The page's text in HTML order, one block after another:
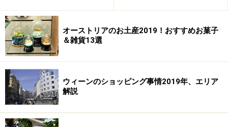
とんどです。詳しくはドレスコードの記事で別途紹介し
ますが、男性は燕尾服やタキシード、女性はボールガウ
ンと呼ばれる舞踏会用ドレスやロング・イブニングドレ
スなどを着用して参加します。
こちらの社交のルールとして、舞踏会やパーティーとい
ったオケージョンには、基本的に男女のペアで参加しま
す。一人での参加も可能ですが、エスコートする、また
オーストリアのお土産2019！おすすめお菓子
＆雑貨13選
ウィーンのショッピング事情2019年、エリア
解説